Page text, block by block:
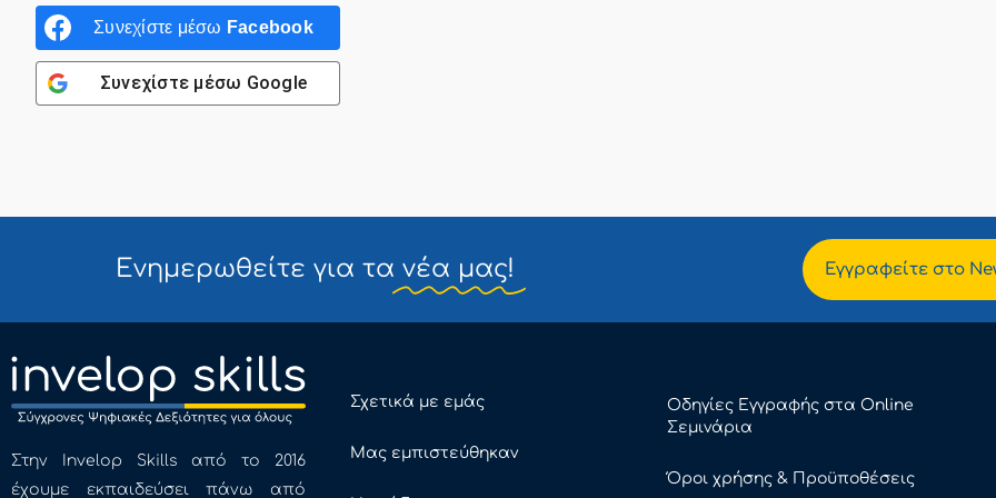
Συνεχίστε μέσω Facebook
Συνεχίστε μέσω Google
Ενημερωθείτε για τα νέα μας! Εγγραφείτε στο
Στην Invelop Skills από το 2016
έχουμε εκπαιδεύσει πάνω από
Σχετικά με εμάς
Μας εμπιστεύθηκαν
Οδηγίες Εγγραφής στα Online
Σεμινάρια
Όροι χρήσης & Προϋποθέσεις